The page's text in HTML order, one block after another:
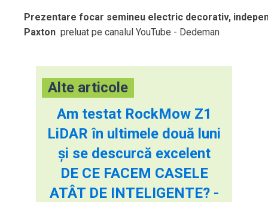
Prezentare focar semineu electric decorativ,
Paxton preluat pe canalul YouTube - Dedeman
Alte articole
Am testat RockMow Z1
LiDAR în ultimele două luni
și se descurcă excelent
DE CE FACEM CASELE
ATÂT DE INTELIGENTE? -